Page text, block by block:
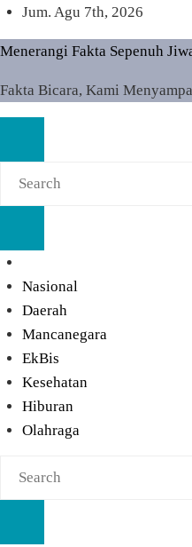
Skip
to
content
Jum. Agu 7th, 2026
Menerangi Fakta Sepenuh
Fakta Bicara, Kami
Nasional
Daerah
Mancanegara
EkBis
Kesehatan
Hiburan
Olahraga